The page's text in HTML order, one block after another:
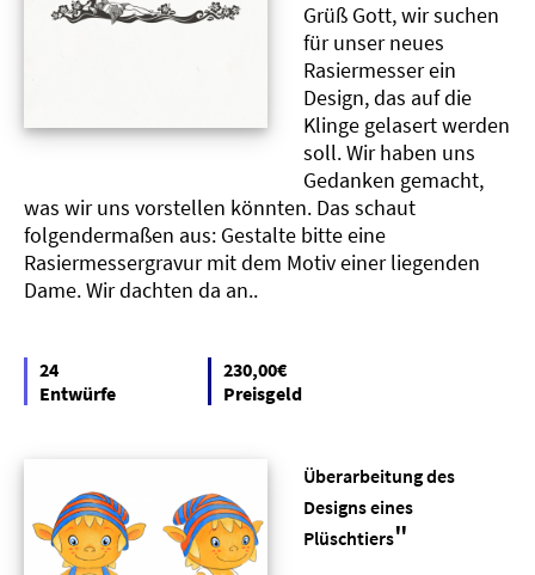
Grüß Gott, wir suchen
für unser neues
Rasiermesser ein
Design, das auf die
Klinge gelasert werden
soll. Wir haben uns
Gedanken gemacht,
was wir uns vorstellen könnten. Das schaut
folgendermaßen aus: Gestalte bitte eine
Rasiermessergravur mit dem Motiv einer liegenden
Dame. Wir dachten da an..
24
Entwürfe
230,00€
Preisgeld
Überarbeitung des
Designs eines
Plüschtiers"